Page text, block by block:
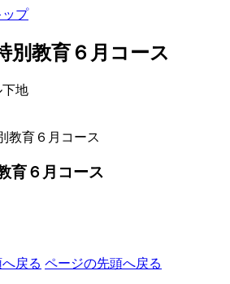
ップ
別教育６月コース
教育６月コース
育６月コース
戻る ページの先頭へ戻る